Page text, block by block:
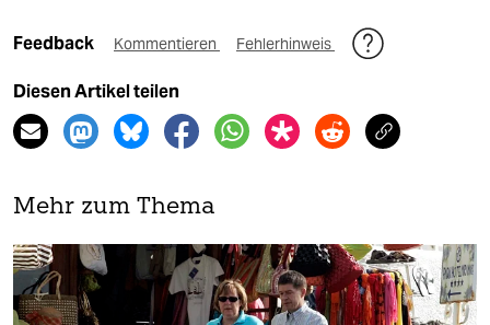
Feedback Kommentieren Fehlerhinweis
Diesen Artikel teilen
Mehr zum Thema